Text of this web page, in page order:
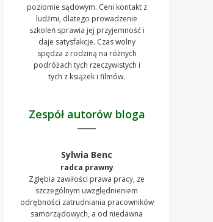
poziomie sądowym. Ceni kontakt z
ludźmi, dlatego prowadzenie
szkoleń sprawia jej przyjemność i
daje satysfakcje. Czas wolny
spędza z rodziną na różnych
podróżach tych rzeczywistych i
tych z książek i filmów.
Zespół autorów bloga
Sylwia Benc
radca prawny
Zgłębia zawiłości prawa pracy, ze
szczególnym uwzględnieniem
odrębności zatrudniania pracowników
samorządowych, a od niedawna